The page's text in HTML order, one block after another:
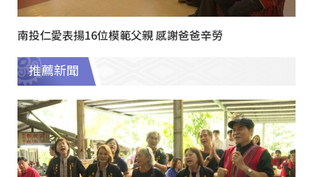
南投仁愛表揚16位模範父親 感謝爸爸辛勞
推薦新聞